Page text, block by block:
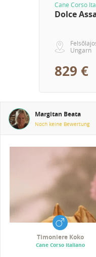
Cane Corso
Dolce
Ungarn
829 €
Margitan Beata
Noch keine Bewertung
Timoniere Koko
Cane Corso Italiano